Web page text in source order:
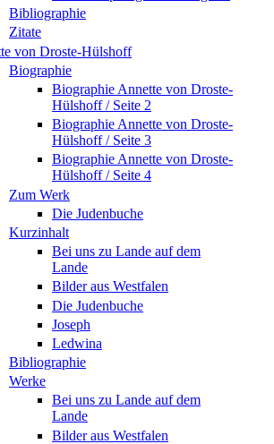
Bibliographie
Zitate
von Droste-Hülshoff
Biographie
Biographie Annette von Droste-
Hülshoff / Seite 2
Biographie Annette von Droste-
Hülshoff / Seite 3
Biographie Annette von Droste-
Hülshoff / Seite 4
Zum Werk
Die Judenbuche
Kurzinhalt
Bei uns zu Lande auf dem
Lande
Bilder aus Westfalen
Die Judenbuche
Joseph
Ledwina
Bibliographie
Werke
Bei uns zu Lande auf dem
Lande
Bilder aus Westfalen